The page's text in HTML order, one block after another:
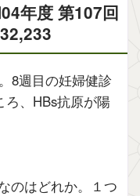
年度 第107回
8週目の妊婦健診
ろ、HBs抗原が陽
のはどれか。１つ